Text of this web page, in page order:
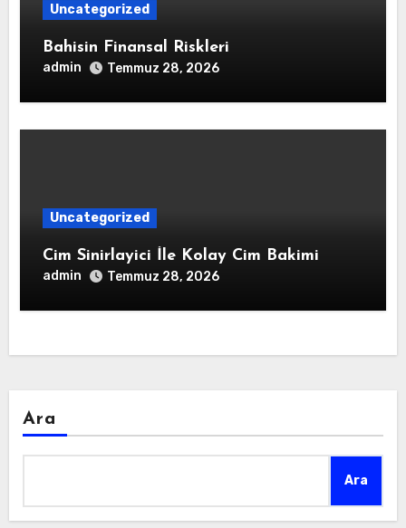
Uncategorized
Bahisin Finansal Riskleri
admin Temmuz 28, 2026
Uncategorized
Cim Sinirlayici İle Kolay Cim Bakimi
admin Temmuz 28, 2026
Ara
Ara